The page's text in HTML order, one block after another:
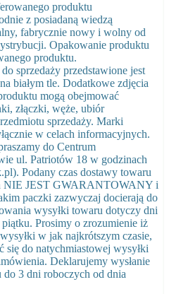
produktu
z posiadaną wiedzą
fabrycznie nowy i wolny od
Opakowanie produktu
produktu.
sprzedaży przedstawione jest
białym tle. Dodatkowe zdjęcia
mogą obejmować
złączki, węże, ubiór
sprzedaży. Marki
w celach informacyjnych.
do Centrum
ul. Patriotów 18 w godzinach
Podany czas dostawy towaru
NIE JEST GWARANTOWANY i
paczki zazwyczaj docierają do
wysyłki towaru dotyczy dni
Prosimy o zrozumienie iż
w jak najkrótszym czasie,
się do natychmiastowej wysyłki
Deklarujemy wysłanie
do 3 dni roboczych od dnia